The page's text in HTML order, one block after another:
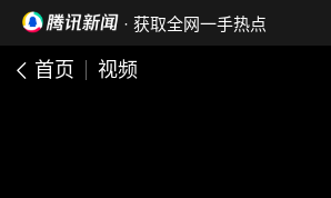
· 获取全网一手热点
首页 视频